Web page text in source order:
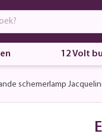
12 Volt
schemerlamp